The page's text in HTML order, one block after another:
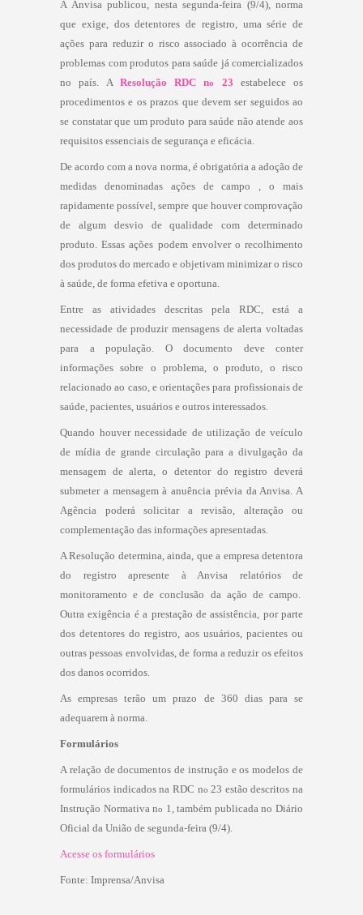
A Anvisa publicou, nesta segunda-feira (9/4), norma
que exige, dos detentores de registro, uma série de
ações para reduzir o risco associado à ocorrência de
problemas com produtos para saúde já comercializados
no país. A Resolução RDC no 23 estabelece os
procedimentos e os prazos que devem ser seguidos ao
se constatar que um produto para saúde não atende aos
requisitos essenciais de segurança e eficácia.
De acordo com a nova norma, é obrigatória a adoção de
medidas denominadas ações de campo , o mais
rapidamente possível, sempre que houver comprovação
de algum desvio de qualidade com determinado
produto. Essas ações podem envolver o recolhimento
dos produtos do mercado e objetivam minimizar o risco
à saúde, de forma efetiva e oportuna.
Entre as atividades descritas pela RDC, está a
necessidade de produzir mensagens de alerta voltadas
para a população. O documento deve conter
informações sobre o problema, o produto, o risco
relacionado ao caso, e orientações para profissionais de
saúde, pacientes, usuários e outros interessados.
Quando houver necessidade de utilização de veículo
de mídia de grande circulação para a divulgação da
mensagem de alerta, o detentor do registro deverá
submeter a mensagem à anuência prévia da Anvisa. A
Agência poderá solicitar a revisão, alteração ou
complementação das informações apresentadas.
A Resolução determina, ainda, que a empresa detentora
do registro apresente à Anvisa relatórios de
monitoramento e de conclusão da ação de campo.
Outra exigência é a prestação de assistência, por parte
dos detentores do registro, aos usuários, pacientes ou
outras pessoas envolvidas, de forma a reduzir os efeitos
dos danos ocorridos.
As empresas terão um prazo de 360 dias para se
adequarem à norma.
Formulários
A relação de documentos de instrução e os modelos de
formulários indicados na RDC no 23 estão descritos na
Instrução Normativa no 1, também publicada no Diário
Oficial da União de segunda-feira (9/4).
Acesse os formulários
Fonte: Imprensa/Anvisa